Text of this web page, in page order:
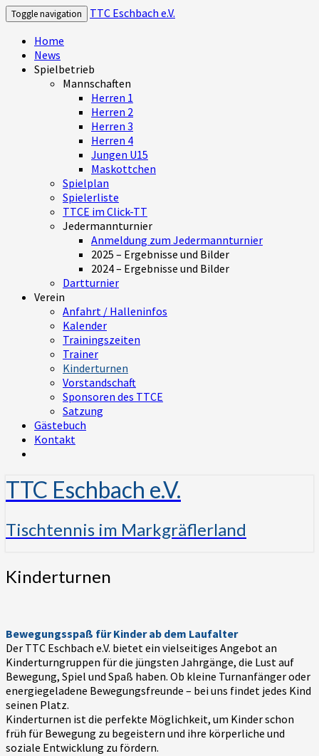
Toggle navigation
TTC Eschbach e.V.
Home
News
Spielbetrieb
Mannschaften
Herren 1
Herren 2
Herren 3
Herren 4
Jungen U15
Maskottchen
Spielplan
Spielerliste
TTCE im Click-TT
Jedermannturnier
Anmeldung zum Jedermannturnier
2025 – Ergebnisse und Bilder
2024 – Ergebnisse und Bilder
Dartturnier
Verein
Anfahrt / Halleninfos
Kalender
Trainingszeiten
Trainer
Kinderturnen
Vorstandschaft
Sponsoren des TTCE
Satzung
Gästebuch
Kontakt
TTC Eschbach e.V.
Tischtennis im Markgräflerland
Kinderturnen
Kinderturnen
Bewegungsspaß für Kinder ab dem Laufalter
Der TTC Eschbach e.V. bietet ein vielseitiges Angebot an
Kinderturngruppen für die jüngsten Jahrgänge, die Lust auf
Bewegung, Spiel und Spaß haben. Ob kleine Turnanfänger oder
energiegeladene Bewegungsfreunde – bei uns findet jedes Kind
seinen Platz.
Kinderturnen ist die perfekte Möglichkeit, um Kinder schon
früh für Bewegung zu begeistern und ihre körperliche und
soziale Entwicklung zu fördern.